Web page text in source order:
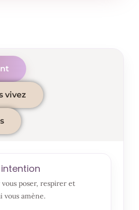
vivez
intention
poser, respirer et
vous amène.